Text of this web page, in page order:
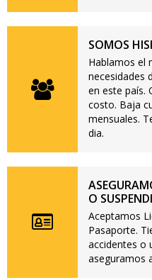
SOMOS
Hablamos el
necesidades
en este país.
costo. Baja
mensuales.
dia.
O
Aceptamos
Pasaporte.
accidentes o
aseguramos